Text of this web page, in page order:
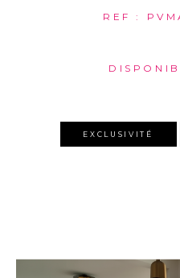
REF :
EXCLUSIVITÉ